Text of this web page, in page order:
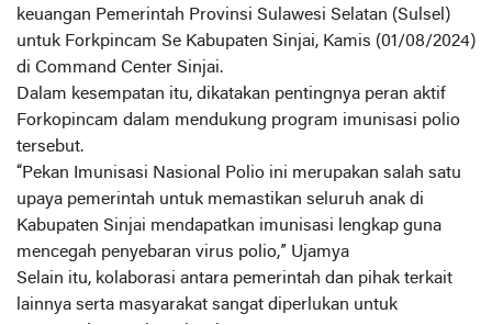
keuangan Pemerintah Provinsi Sulawesi Selatan (Sulsel)
untuk Forkpincam Se Kabupaten Sinjai, Kamis (01/08/2024)
di Command Center Sinjai.
Dalam kesempatan itu, dikatakan pentingnya peran aktif
Forkopincam dalam mendukung program imunisasi polio
tersebut.
“Pekan Imunisasi Nasional Polio ini merupakan salah satu
upaya pemerintah untuk memastikan seluruh anak di
Kabupaten Sinjai mendapatkan imunisasi lengkap guna
mencegah penyebaran virus polio,” Ujamya
Selain itu, kolaborasi antara pemerintah dan pihak terkait
lainnya serta masyarakat sangat diperlukan untuk